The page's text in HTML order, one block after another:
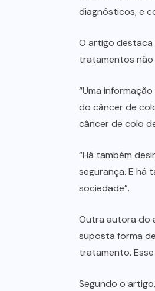
diagnósticos, e
O artigo destaca
tratamentos não
“Uma
do câncer de
câncer de colo
“Há também
segurança. E há
sociedade”.
Outra autora do
suposta forma
tratamento.
Segundo o